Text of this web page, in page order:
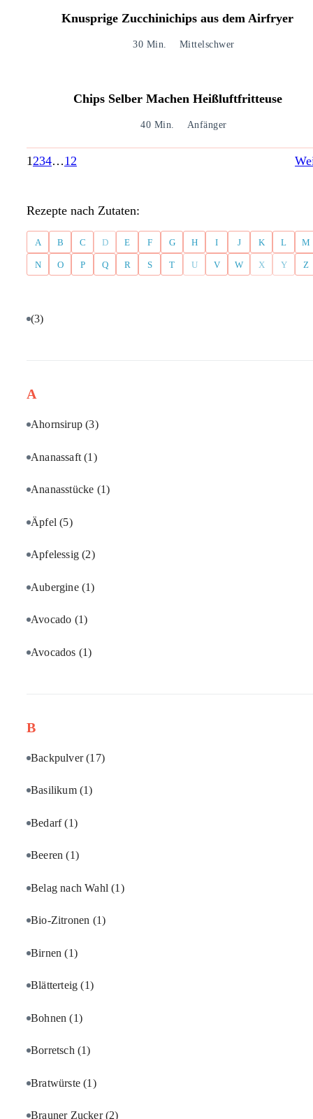
Knusprige Zucchinichips aus dem Airfryer
30 Min. Mittelschwer
Chips Selber Machen Heißluftfritteuse
40 Min. Anfänger
1234…12
Rezepte nach Zutaten:
A B C D E F G H I J K L M
N O P Q R S T U V W X Y Z
(3)
A
Ahornsirup(3)
Ananassaft(1)
Ananasstücke (1)
Äpfel(5)
Apfelessig(2)
Aubergine (1)
Avocado (1)
Avocados (1)
B
Backpulver(17)
Basilikum (1)
Bedarf(1)
Beeren(1)
Belag nach Wahl(1)
Bio-Zitronen (1)
Birnen(1)
Blätterteig(1)
Bohnen(1)
Borretsch (1)
Bratwürste(1)
Brauner Zucker(2)